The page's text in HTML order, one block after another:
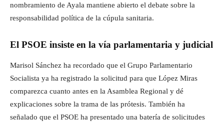
nombramiento de Ayala mantiene abierto el debate sobre la
responsabilidad política de la cúpula sanitaria.
El PSOE insiste en la vía parlamentaria y judicial
Marisol Sánchez ha recordado que el Grupo Parlamentario
Socialista ya ha registrado la solicitud para que López Miras
comparezca cuanto antes en la Asamblea Regional y dé
explicaciones sobre la trama de las prótesis. También ha
señalado que el PSOE ha presentado una batería de solicitudes